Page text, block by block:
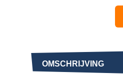
OMSCHRIJVING